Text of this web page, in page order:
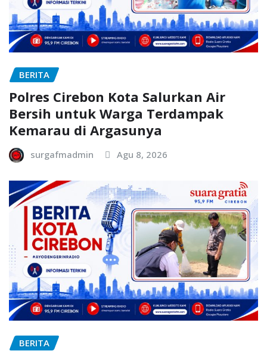
BERITA
Polres Cirebon Kota Salurkan Air
Bersih untuk Warga Terdampak
Kemarau di Argasunya
surgafmadmin Agu 8, 2026
BERITA